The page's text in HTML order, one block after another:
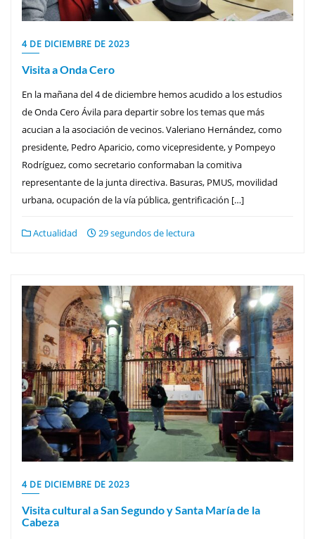
4 DE DICIEMBRE DE 2023
Visita a Onda Cero
En la mañana del 4 de diciembre hemos acudido a los estudios
de Onda Cero Ávila para departir sobre los temas que más
acucian a la asociación de vecinos. Valeriano Hernández, como
presidente, Pedro Aparicio, como vicepresidente, y Pompeyo
Rodríguez, como secretario conformaban la comitiva
representante de la junta directiva. Basuras, PMUS, movilidad
urbana, ocupación de la vía pública, gentrificación […]
Actualidad 29 segundos de lectura
4 DE DICIEMBRE DE 2023
Visita cultural a San Segundo y Santa María de la
Cabeza